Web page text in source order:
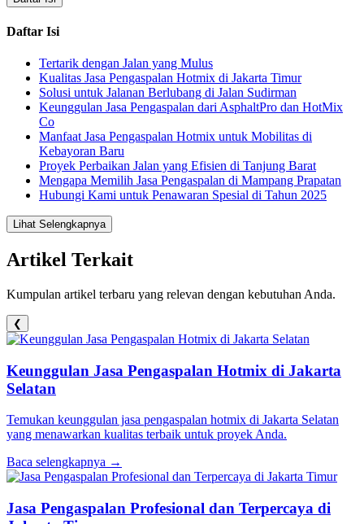
Daftar Isi
Tertarik dengan Jalan yang Mulus
Kualitas Jasa Pengaspalan Hotmix di Jakarta Timur
Solusi untuk Jalanan Berlubang di Jalan Sudirman
Keunggulan Jasa Pengaspalan dari AsphaltPro dan HotMix
Co
Manfaat Jasa Pengaspalan Hotmix untuk Mobilitas di
Kebayoran Baru
Proyek Perbaikan Jalan yang Efisien di Tanjung Barat
Mengapa Memilih Jasa Pengaspalan di Mampang Prapatan
Hubungi Kami untuk Penawaran Spesial di Tahun 2025
Lihat Selengkapnya
Artikel Terkait
Kumpulan artikel terbaru yang relevan dengan kebutuhan Anda.
❮
Keunggulan Jasa Pengaspalan Hotmix di Jakarta
Selatan
Temukan keunggulan jasa pengaspalan hotmix di Jakarta Selatan
yang menawarkan kualitas terbaik untuk proyek Anda.
Baca selengkapnya →
Jasa Pengaspalan Profesional dan Terpercaya di